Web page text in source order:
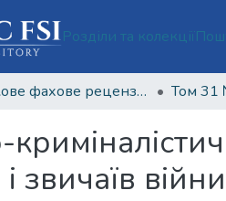
Розділи та колекції
Наукове фахове рецензоване видання відкритого доступу "Теорія та практика судової експертизи і криміналістики" Том 31
звичаїв війни